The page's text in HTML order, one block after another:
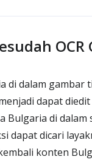
di dalam
dapat
Bulgaria di
dapat dicari
konten